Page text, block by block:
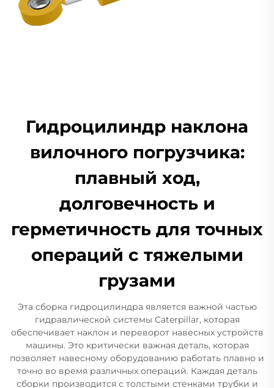
Гидроцилиндр наклона
вилочного погрузчика:
плавный ход,
долговечность и
герметичность для точных
операций с тяжелыми
грузами
Эта сборка гидроцилиндра является важной частью
гидравлической системы Caterpillar, которая
обеспечивает наклон и переворот навесных устройств
машины. Это критически важная деталь, которая
позволяет навесному оборудованию работать плавно и
точно во время различных операций. Каждая деталь
сборки производится с толстыми стенками трубки и